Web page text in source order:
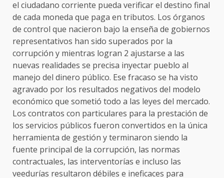
el ciudadano corriente pueda verificar el destino final
de cada moneda que paga en tributos. Los órganos
de control que nacieron bajo la enseña de gobiernos
representativos han sido superados por la
corrupción y mientras logran 2 ajustarse a las
nuevas realidades se precisa inyectar pueblo al
manejo del dinero público. Ese fracaso se ha visto
agravado por los resultados negativos del modelo
económico que sometió todo a las leyes del mercado.
Los contratos con particulares para la prestación de
los servicios públicos fueron convertidos en la única
herramienta de gestión y terminaron siendo la
fuente principal de la corrupción, las normas
contractuales, las interventorías e incluso las
veedurías resultaron débiles e ineficaces para